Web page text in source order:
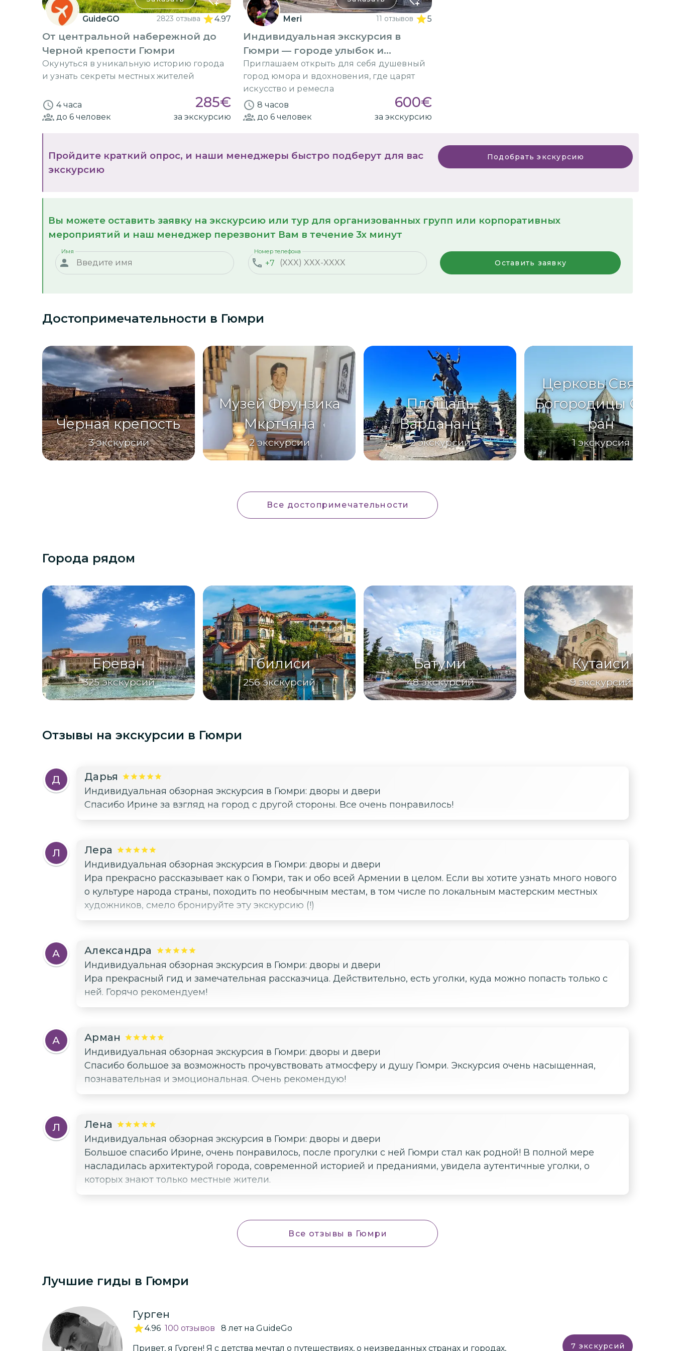
GuideGO 2823 отзыва 4.97
От центральной набережной до
Черной крепости Гюмри
Окунуться в уникальную историю города
и узнать секреты местных жителей
4 часа 285€
до 6 человек за экскурсию
Meri 11 отзывов 5
Индивидуальная экскурсия в
Гюмри — городе улыбок и
испытаний
Приглашаем открыть для себя душевный
город юмора и вдохновения, где царят
искусство и ремесла
8 часов
600€
до 6 человек за экскурсию
Пройдите краткий опрос, и наши менеджеры быстро подберут для вас
экскурсию
Подобрать экскурсию
Вы можете оставить заявку на экскурсию или тур для организованных групп или корпоративных
мероприятий и наш менеджер перезвонит Вам в течение 3х минут
Имя
+7
Номер телефона
Оставить заявку
Достопримечательности в Гюмри
Черная крепость
3 экскурсии
Музей Фрунзика
Мкртчяна
2 экскурсии
Площадь
Вардананц
2 экскурсии
Церковь Святой
Богородицы Семь
ран
1 экскурсия
Все достопримечательности
Города рядом
Ереван
325 экскурсий
Тбилиси
256 экскурсий
Батуми
48 экскурсий
Кутаиси
9 экскурсий
Отзывы на экскурсии в Гюмри
Д Дарья
Индивидуальная обзорная экскурсия в Гюмри: дворы и двери
Спасибо Ирине за взгляд на город с другой стороны. Все очень понравилось!
Л Лера
Индивидуальная обзорная экскурсия в Гюмри: дворы и двери
Ира прекрасно рассказывает как о Гюмри, так и обо всей Армении в целом. Если вы хотите узнать много нового
о культуре народа страны, походить по необычным местам, в том числе по локальным мастерским местных
художников, смело бронируйте эту экскурсию (!)
А Александра
Индивидуальная обзорная экскурсия в Гюмри: дворы и двери
Ира прекрасный гид и замечательная рассказчица. Действительно, есть уголки, куда можно попасть только с
ней. Горячо рекомендуем!
А Арман
Индивидуальная обзорная экскурсия в Гюмри: дворы и двери
Спасибо большое за возможность прочувствовать атмосферу и душу Гюмри. Экскурсия очень насыщенная,
познавательная и эмоциональная. Очень рекомендую!
Л Лена
Индивидуальная обзорная экскурсия в Гюмри: дворы и двери
Большое спасибо Ирине, очень понравилось, после прогулки с ней Гюмри стал как родной! В полной мере
насладилась архитектурой города, современной историей и преданиями, увидела аутентичные уголки, о
которых знают только местные жители.
Все отзывы в Гюмри
Лучшие гиды в Гюмри
Гурген
4.96 100 отзывов 8 летна GuideGo
Привет, я Гурген! Я с детства мечтал о путешествиях, о неизведанных странах и городах, 7 экскурсий